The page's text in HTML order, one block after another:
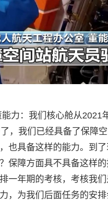
力：我们核心舱从2021
，我们已经具备了保障
也具备这样的能力。到
保障方面具不具备这样
一年期的考核，考核我
，为我们后面任务的安排